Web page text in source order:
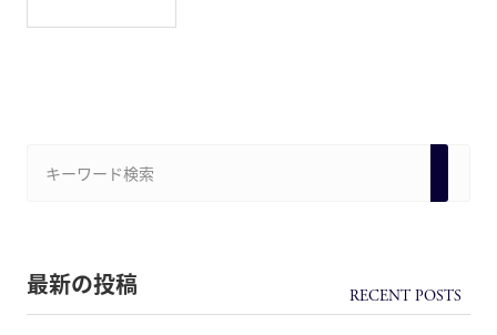
最新の投稿